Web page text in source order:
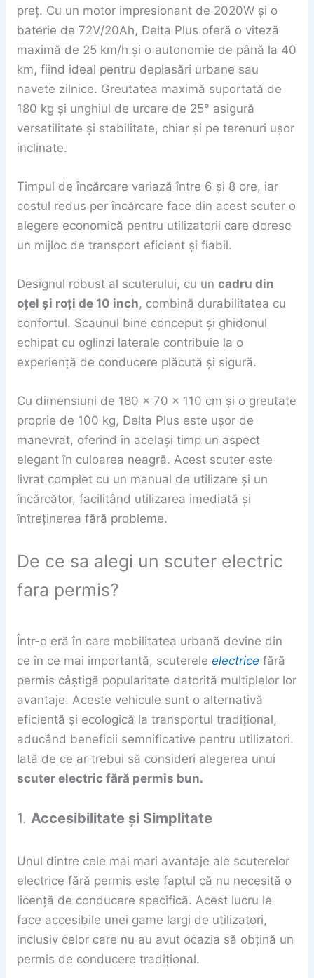
preț. Cu un motor impresionant de 2020W și o
baterie de 72V/20Ah, Delta Plus oferă o viteză
maximă de 25 km/h și o autonomie de până la 40
km, fiind ideal pentru deplasări urbane sau
navete zilnice. Greutatea maximă suportată de
180 kg și unghiul de urcare de 25° asigură
versatilitate și stabilitate, chiar și pe terenuri ușor
inclinate.
Timpul de încărcare variază între 6 și 8 ore, iar
costul redus per încărcare face din acest scuter o
alegere economică pentru utilizatorii care doresc
un mijloc de transport eficient și fiabil.
Designul robust al scuterului, cu un cadru din
oțel și roți de 10 inch, combină durabilitatea cu
confortul. Scaunul bine conceput și ghidonul
echipat cu oglinzi laterale contribuie la o
experiență de conducere plăcută și sigură.
Cu dimensiuni de 180 x 70 x 110 cm și o greutate
proprie de 100 kg, Delta Plus este ușor de
manevrat, oferind în același timp un aspect
elegant în culoarea neagră. Acest scuter este
livrat complet cu un manual de utilizare și un
încărcător, facilitând utilizarea imediată și
întreținerea fără probleme.
De ce sa alegi un scuter electric
fara permis?
Într-o eră în care mobilitatea urbană devine din
ce în ce mai importantă, scuterele electrice fără
permis câștigă popularitate datorită multiplelor lor
avantaje. Aceste vehicule sunt o alternativă
eficientă și ecologică la transportul tradițional,
aducând beneficii semnificative pentru utilizatori.
Iată de ce ar trebui să consideri alegerea unui
scuter electric fără permis bun.
1. Accesibilitate și Simplitate
Unul dintre cele mai mari avantaje ale scuterelor
electrice fără permis este faptul că nu necesită o
licență de conducere specifică. Acest lucru le
face accesibile unei game largi de utilizatori,
inclusiv celor care nu au avut ocazia să obțină un
permis de conducere tradițional.